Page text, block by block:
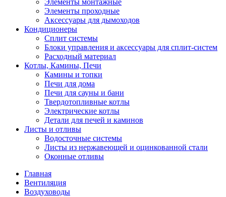
Элементы монтажные
Элементы проходные
Аксессуары для дымоходов
Кондиционеры
Сплит системы
Блоки управления и аксессуары для сплит-систем
Расходный материал
Котлы, Камины, Печи
Камины и топки
Печи для дома
Печи для сауны и бани
Твердотопливные котлы
Электрические котлы
Детали для печей и каминов
Листы и отливы
Водосточные системы
Листы из нержавеющей и оцинкованной стали
Оконные отливы
Главная
Вентиляция
Воздуховоды